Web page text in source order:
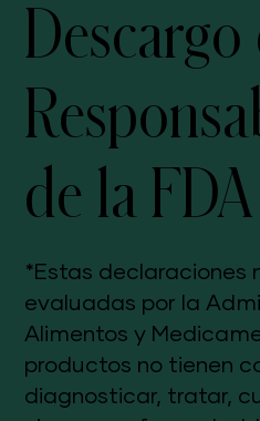
de la FDA
*Estas declaraciones
evaluadas por la
Alimentos y
productos no tienen
diagnosticar, tratar,